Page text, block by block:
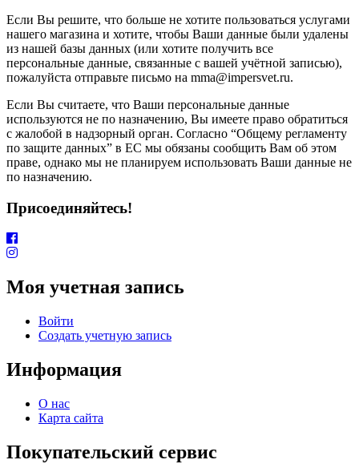
Если Вы решите, что больше не хотите пользоваться услугами
нашего магазина и хотите, чтобы Ваши данные были удалены
из нашей базы данных (или хотите получить все
персональные данные, связанные с вашей учётной записью),
пожалуйста отправьте письмо на mma@impersvet.ru.
Если Вы считаете, что Ваши персональные данные
используются не по назначению, Вы имеете право обратиться
с жалобой в надзорный орган. Согласно “Общему регламенту
по защите данных” в ЕС мы обязаны сообщить Вам об этом
праве, однако мы не планируем использовать Ваши данные не
по назначению.
Присоединяйтесь!
Моя учетная запись
Войти
Создать учетную запись
Информация
О нас
Карта сайта
Покупательский сервис